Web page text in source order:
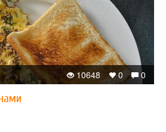
0
0
10648